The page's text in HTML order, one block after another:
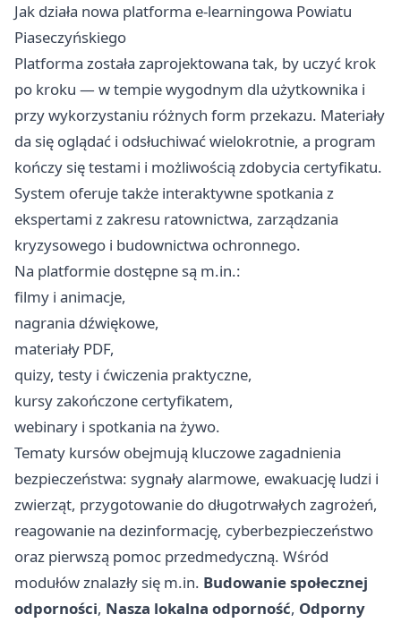
Jak działa nowa platforma e-learningowa Powiatu
Piaseczyńskiego
Platforma została zaprojektowana tak, by uczyć krok
po kroku — w tempie wygodnym dla użytkownika i
przy wykorzystaniu różnych form przekazu. Materiały
da się oglądać i odsłuchiwać wielokrotnie, a program
kończy się testami i możliwością zdobycia certyfikatu.
System oferuje także interaktywne spotkania z
ekspertami z zakresu ratownictwa, zarządzania
kryzysowego i budownictwa ochronnego.
Na platformie dostępne są m.in.:
filmy i animacje,
nagrania dźwiękowe,
materiały PDF,
quizy, testy i ćwiczenia praktyczne,
kursy zakończone certyfikatem,
webinary i spotkania na żywo.
Tematy kursów obejmują kluczowe zagadnienia
bezpieczeństwa: sygnały alarmowe, ewakuację ludzi i
zwierząt, przygotowanie do długotrwałych zagrożeń,
reagowanie na dezinformację, cyberbezpieczeństwo
oraz pierwszą pomoc przedmedyczną. Wśród
modułów znalazły się m.in. Budowanie społecznej
odporności, Nasza lokalna odporność, Odporny